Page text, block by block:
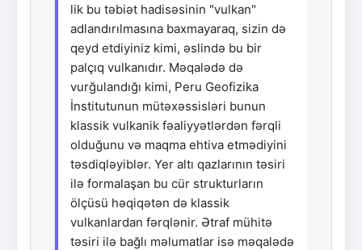
lik bu təbiət hadisəsinin "vulkan"
adlandırılmasına baxmayaraq, sizin də
qeyd etdiyiniz kimi, əslində bu bir
palçıq vulkanıdır. Məqalədə də
vurğulandığı kimi, Peru Geofizika
İnstitutunun mütəxəssisləri bunun
klassik vulkanik fəaliyyətlərdən fərqli
olduğunu və maqma ehtiva etmədiyini
təsdiqləyiblər. Yer altı qazlarının təsiri
ilə formalaşan bu cür strukturların
ölçüsü həqiqətən də klassik
vulkanlardan fərqlənir. Ətraf mühitə
təsiri ilə bağlı məlumatlar isə məqalədə